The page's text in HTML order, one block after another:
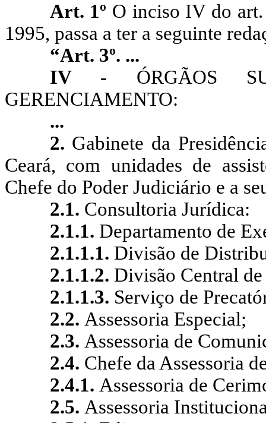
Art. 1º O inciso IV do art.
1995, passa a ter a seguinte
“Art. 3º. ...
IV - ÓRGÃOS
GERENCIAMENTO:
...
2. Gabinete da
Ceará, com unidades de
Chefe do Poder Judiciário e a
2.1. Consultoria Jurídica:
2.1.1. Departamento de
2.1.1.1. Divisão de
2.1.1.2. Divisão Central
2.1.1.3. Serviço de
2.2. Assessoria Especial;
2.3. Assessoria de
2.4. Chefe da Assessoria
2.4.1. Assessoria de
2.5. Assessoria